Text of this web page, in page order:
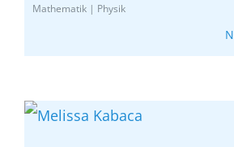
Mathematik | Physik